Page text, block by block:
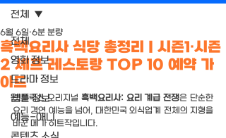
전체
영화 정보
드라마 정보
웹툰 정보
예능-애니
전체
흑백요리사 식당 총정리 | 시즌1·시즌
2 셰프 레스토랑 TOP 10 예약 가
이드
6월 6일 6분 분량
넷플릭스 오리지널 흑백요리사: 요리 계급 전쟁은 단순한
요리 경연 예능을 넘어, 대한민국 외식업계 전체의 지형을
바꾼 메가 히트작입니다.